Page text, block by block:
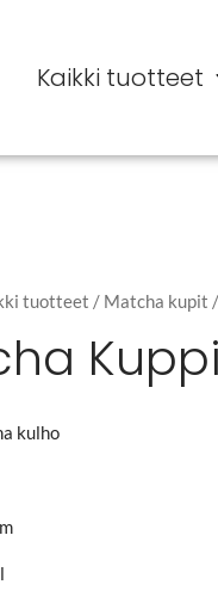
Kaikki tuotteet
tuotteet / Matcha kupit
Kuppi
kulho